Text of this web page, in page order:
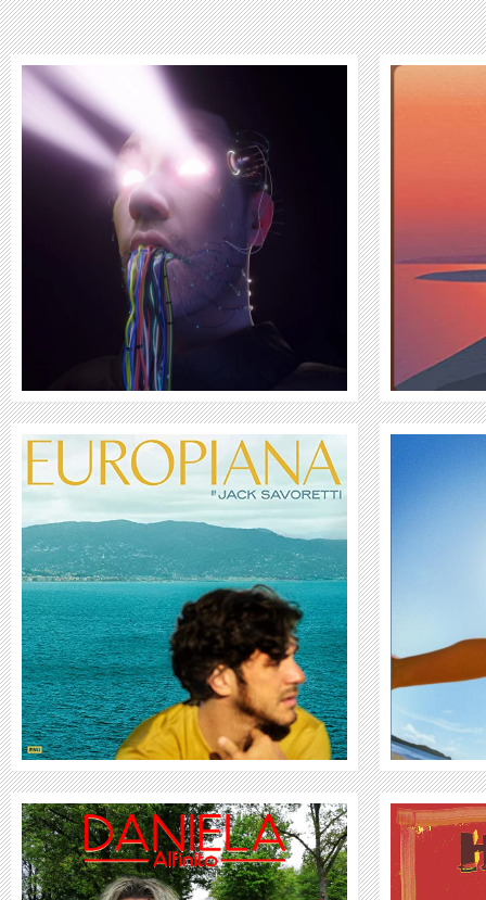
SURFACES
WEITER
LORDE
WEITER
HELGE SCHNEIDER